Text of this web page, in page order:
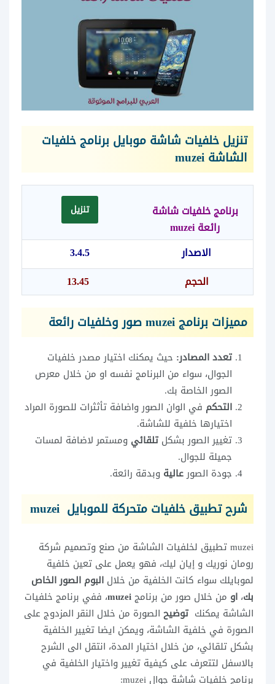
تنزيل خلفيات شاشة موبايل برنامج خلفيات
الشاشة muzei
برنامج خلفيات شاشة
رائعة muzei
تنزيل
الاصدار
3.4.5
الحجم
مميزات برنامج muzei صور وخلفيات رائعة
تعدد المصادر: حيث يمكنك اختيار مصدر خلفيات
الجوال، سواء من البرنامج نفسه او من خلال معرص
الصور الخاصة بك.
التحكم في الوان الصور واضافة تأثثرات للصورة المراد
اختيارها خلفية للشاشة.
تغيير الصور بشكل تلقائي ومستمر لاضافة لمسات
جميلة للجوال.
جودة الصورعالية وبدقة رائعة.
شرح تطبيق خلفيات متحركة للموبايل muzei
muzei تطبيق لخلفيات الشاشة من صنع وتصميم شركة
رومان نوريك و إيان ليك، فهو يعمل على تعين خلفية
لموبايلك سواء كانت الخلفية من خلال البوم الصور الخاص
بك، او من خلال صور من برنامج
، ففي برنامج خلفيات
الشاشة يمكنك توضيح الصورة من خلال النقر المزدوج على
الصورة في خلفية الشاشة، ويمكن ايضا تغيير الخلفية
بشكل تلقائي، من خلال اختيار المدة، انتقل الى الشرح
بالاسفل لتتعرف على كيفية تغيير واختيار الخلفية في
برنامج خلفيات شاشة جوال muzei: